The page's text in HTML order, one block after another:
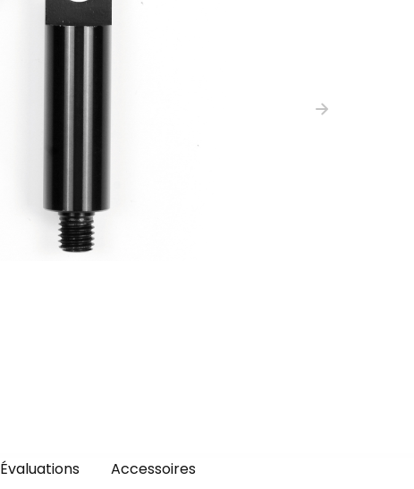
Évaluations Accessoires